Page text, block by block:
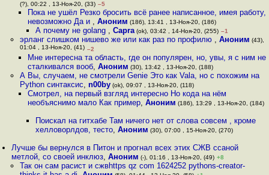
(?), 00:22 , 13-Ноя-20, (33) –5
Пока не ушёл Резко бросить всё ранее написанное, имея работу,
невозможно Да и , Аноним (186), 13:41 , 13-Ноя-20, (186)
А почему не golang ,Capra (ok), 03:42 , 14-Ноя-20, (255) –1
эрланг слишком нишево же или как раз по профилю , Аноним (43),
01:04 , 13-Ноя-20, (41) –2
Мне интересна та область, где он популярен, но, увы, я с ним не
сталкивался вооб, Аноним (30), 13:42 , 13-Ноя-20, (188)
А Вы, случаем, не смотрели Genie Это как Vala, но с похожим на
Python синтаксис, n00by(ok), 09:07 , 13-Ноя-20, (118)
Смотрел, на первый взгляд интересно Но кода на нём
необъяснимо мало Как пример, Аноним (186), 13:29 , 13-Ноя-20, (184)
Поискал на гитхабе Там ничего нет от слова совсем , кроме
хелловорлдов, тесто,Аноним (30), 07:00 , 15-Ноя-20, (270)
Лучше бы вернулся в Питон и прогнал всех этих СЖВ ссаной
метлой, со своей инклюз,Аноним (-), 01:16 , 13-Ноя-20, (49) +8
Так он сам расист и сжвhttps qz com 1624252 pythons-creator-